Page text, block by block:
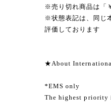
※売り切れ商品は「
※状態表記は、同じ
評価しております
★About
*EMS only
The highest priority